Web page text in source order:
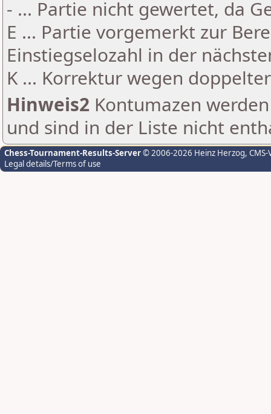
- ... Partie nicht gewertet, da
E ... Partie vorgemerkt zur
Einstiegselozahl in der
K ... Korrektur wegen
Hinweis2 Kontumazen
und sind in der Liste nicht
Chess-Tournament-Results-Server© 2006-2026 Heinz Herzog,
Legal details/Terms of use